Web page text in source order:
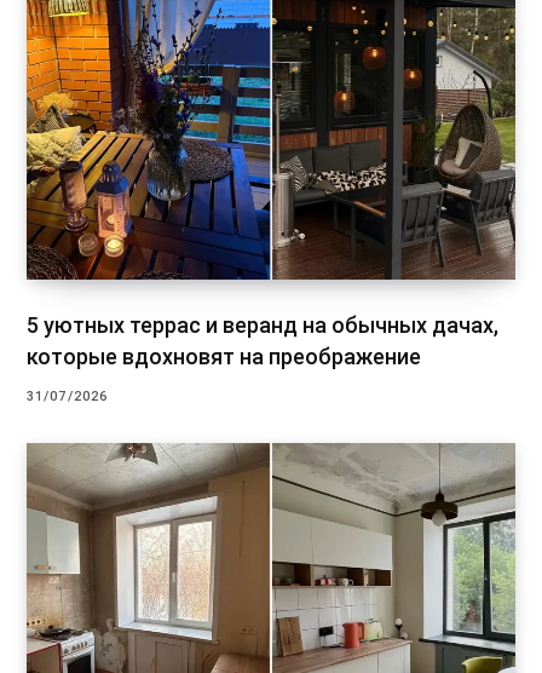
5 уютных террас и веранд на обычных дачах,
которые вдохновят на преображение
31/07/2026